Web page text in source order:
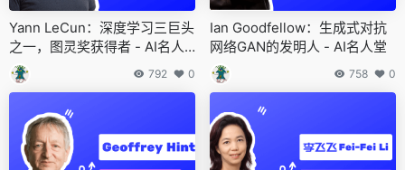
Yann LeCun：深度学习三巨头
之一，图灵奖获得者 - AI名人
堂
792 0
Ian Goodfellow：生成式对抗
网络GAN的发明人 - AI名人堂
758 0